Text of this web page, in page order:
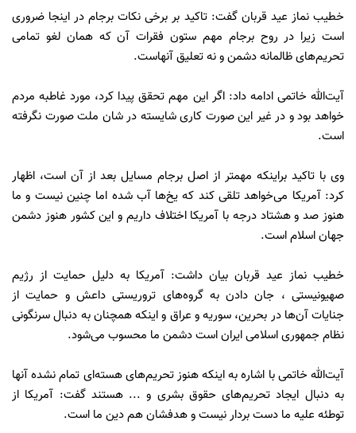
خطیب نماز عید قربان گفت: تاکید بر برخی نکات برجام در اینجا ضروری
است زیرا در روح برجام مهم ستون فقرات آن که همان لغو تمامی
تحریم‌های ظالمانه دشمن و نه تعلیق آنهاست.
آیت‌الله خاتمی ادامه داد: اگر این مهم تحقق پیدا کرد، مورد غاطبه مردم
خواهد بود و در غیر این صورت کاری شایسته در شان ملت صورت نگرفته
است.
وی با تاکید براینکه مهمتر از اصل برجام مسایل بعد از آن است، اظهار
کرد: آمریکا می‌خواهد تلقی کند که یخ‌ها آب شده اما چنین نیست و ما
هنوز صد و هشتاد درجه با آمریکا اختلاف داریم و این کشور هنوز دشمن
جهان اسلام است.
خطیب نماز عید قربان بیان داشت: آمریکا به دلیل حمایت از رژیم
صهیونیستی ، جان دادن به گروه‌های تروریستی داعش و حمایت از
جنایات آن‌ها در بحرین، سوریه و عراق و اینکه همچنان به دنبال سرنگونی
نظام جمهوری اسلامی ایران است دشمن ما محسوب می‌شود.
آیت‌الله خاتمی با اشاره به اینکه هنوز تحریم‌های هسته‌ای تمام نشده آنها
به دنبال ایجاد تحریم‌های حقوق بشری و ... هستند گفت: آمریکا از
توطئه علیه ما دست بردار نیست و هدفشان هم دین ما است.